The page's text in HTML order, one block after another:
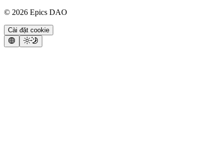
© 2026 Epics DAO
Cài đặt cookie